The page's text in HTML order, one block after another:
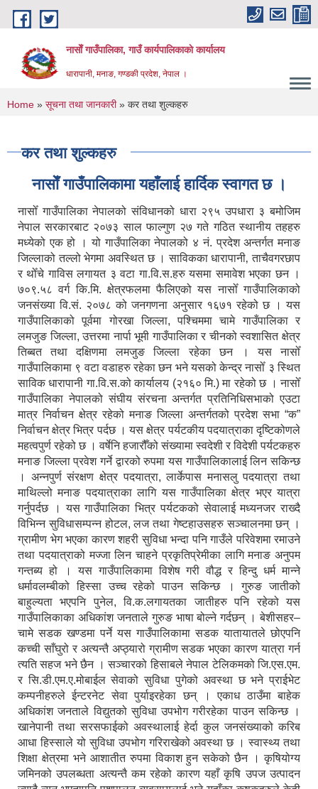
Skip to main content
नासाेँ गाउँपालिका, गाउँ कार्यपालिकाकाे कार्यालय
धारापानी, मनाङ, गण्डकी प्रदेश, नेपाल ।
You are here
Home » सूचना तथा जानकारी» कर तथा शुल्कहरु
कर तथा शुल्कहरु
नासाेँ गाउँपालिकामा यहाँलाई हार्दिक स्वागत छ ।
नासोँ गाउँपालिका नेपालको संविधानको धारा २९५ उपधारा ३ बमोजिम
नेपाल सरकारबाट २०७३ साल फाल्गुण २७ गते गठित स्थानीय तहहरु
मध्येको एक हो । यो गाउँपालिका नेपालको ४ नं. प्रदेश अन्तर्गत मनाङ
जिल्लाको तल्लो भेगमा अवस्थित छ । साविकका धारापानी‚ ताचैवगरछाप
र थोँचे गाविस लगायत ३ वटा गा.वि.स.हरु यसमा समावेश भएका छन ।
७०९.५८ वर्ग कि.मि. क्षेत्रफलमा फैलिएको यस नासोँ गाउँपालिकाको
जनसंख्या वि.सं. २०७८ को जनगणना अनुसार १६७१ रहेको छ । यस
गाउँपालिकाको पूर्वमा गोरखा जिल्ला, पश्चिममा चामे गाउँपालिका र
लमजुङ जिल्ला, उत्तरमा नार्पा भूमी गाउँपालिका र चीनको स्वशासित क्षेत्र
तिब्बत तथा दक्षिणमा लमजुङ जिल्ला रहेका छन । यस नासोँ
गाउँपालिकामा ९ वटा वडाहरु रहेका छन भने यसको केन्द्र नासोँ ३ स्थित
साविक धारापानी गा.वि.स.को कार्यालय (२१६० मि.) मा रहेको छ । नासोँ
गाउँपालिका नेपालको संघीय संरचना अन्तर्गत प्रतिनिधिसभाको एउटा
मात्र निर्वाचन क्षेत्र रहेको मनाङ जिल्ला अन्तर्गतको प्रदेश सभा “क”
निर्वाचन क्षेत्र भित्र पर्दछ । यस क्षेत्र पर्यटकीय पदयात्राका दृष्टिकोणले
महत्वपुर्ण रहेको छ । वर्षेनि हजारौँको संख्यामा स्वदेशी र विदेशी पर्यटकहरु
मनाङ जिल्ला प्रवेश गर्ने द्वारको रुपमा यस गाउँपालिकालाई लिन सकिन्छ
। अन्नपुर्ण संरक्षण क्षेत्र पदयात्रा, लार्केपास मनासलु पदयात्रा तथा
माथिल्लो मनाङ पदयात्राका लागि यस गाउँपालिका क्षेत्र भएर यात्रा
गर्नुपर्दछ । यस गाउँपालिका भित्र पर्यटकको सेवालाई मध्यनजर राख्दै
विभिन्न सुविधासम्पन्न होटल, लज तथा गेष्टहाउसहरु सञ्चालनमा छन् ।
ग्रामीण भेग भएका कारण शहरी सुविधा भन्दा पनि गाउँले परिवेशमा रमाउने
तथा पदयात्राको मज्जा लिन चाहने प्रकृतिप्रेमीका लागि मनाङ अनुपम
गन्तब्य हो । यस गाउँपालिकामा विशेष गरी वौद्ध र हिन्दु धर्म मान्ने
धर्मावलम्बीको हिस्सा उच्च रहेको पाउन सकिन्छ । गुरुङ जातीको
बाहुल्यता भएपनि पुनेल, वि.क.लगायतका जातीहरु पनि रहेको यस
गाउँपालिकाका अधिकांश जनताले गुरुङ भाषा बोल्ने गर्दछन् । बेशीसहर–
चामे सडक खण्डमा पर्ने यस गाउँपालिकामा सडक यातायातले छोएपनि
कच्ची साँघुरो र अत्यन्तै अप्ठ्यारो ग्रामीण सडक भएका कारण यात्रा गर्न
त्यति सहज भने छैन । सञ्चारको हिसाबले नेपाल टेलिकमको जि.एस.एम.
र सि.डी.एम.ए.मोबाईल सेवाको सुविधा पुगेको अवस्था छ भने प्राईभेट
कम्पनीहरुले ईन्टरनेट सेवा पुर्याइरहेका छन् । एकाध ठाउँमा बाहेक
अधिकांश जनताले विद्युतको सुविधा उपभोग गरीरहेका पाउन सकिन्छ ।
खानेपानी तथा सरसफाईको अवस्थालाई हेर्दा कुल जनसंख्याको करिब
आधा हिस्साले यो सुविधा उपभोग गरिराखेको अवस्था छ । स्वास्थ्य तथा
शिक्षा क्षेत्रमा भने आशातीत रुपमा विकाश हुन सकेको छैन । कृषियोग्य
जमिनको उपलब्धता अत्यन्तै कम रहेको कारण यहाँ कृषि उपज उत्पादन